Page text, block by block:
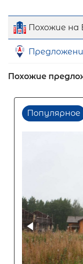
Похожие
Похожие
Популярное